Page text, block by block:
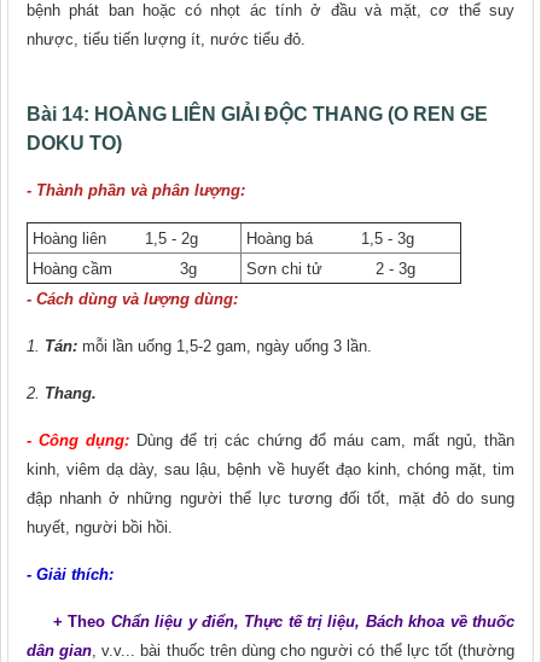
bệnh phát ban hoặc có nhọt ác tính ở đầu và mặt, cơ thể suy
nhược, tiểu tiến lượng ít, nước tiểu đỏ.
Bài 14: HOÀNG LIÊN GIẢI ĐỘC THANG (O REN GE
DOKU TO)
- Thành phần và phân lượng:
Hoàng liên 1,5 - 2g
Hoàng bá 1,5 - 3g
Hoàng cầm 3g
Sơn chi tử 2 - 3g
- Cách dùng và lượng dùng:
1. Tán: mỗi lần uống 1,5-2 gam, ngày uống 3 lần.
2. Thang.
- Công dụng: Dùng để trị các chứng đổ máu cam, mất ngủ, thần
kinh, viêm dạ dày, sau lậu, bệnh về huyết đạo kinh, chóng mặt, tim
đập nhanh ở những người thể lực tương đối tốt, mặt đỏ do sung
huyết, người bồi hồi.
- Giải thích:
+ Theo Chẩn liệu y điển, Thực tế trị liệu, Bách khoa về thuốc
dân gian, v.v... bài thuốc trên dùng cho người có thể lực tốt (thường